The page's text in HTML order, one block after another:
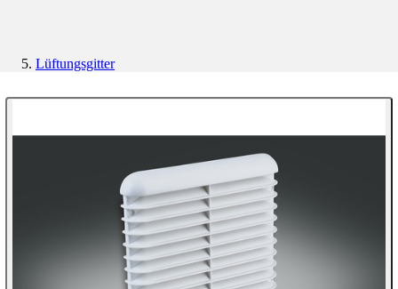
Lüftungsgitter